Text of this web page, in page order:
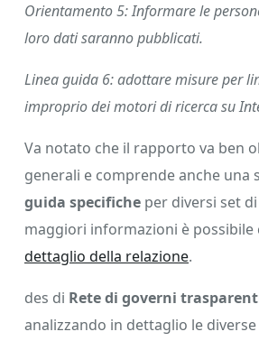
Orientamento 5: Informare le
loro dati saranno pubblicati.
Linea guida 6: adottare misure per
improprio dei motori di ricerca su
Va notato che il rapporto va ben
generali e comprende anche una
guida specifiche per diversi set
maggiori informazioni è possibile
dettaglio della relazione.
des di Rete di governi
analizzando in dettaglio le